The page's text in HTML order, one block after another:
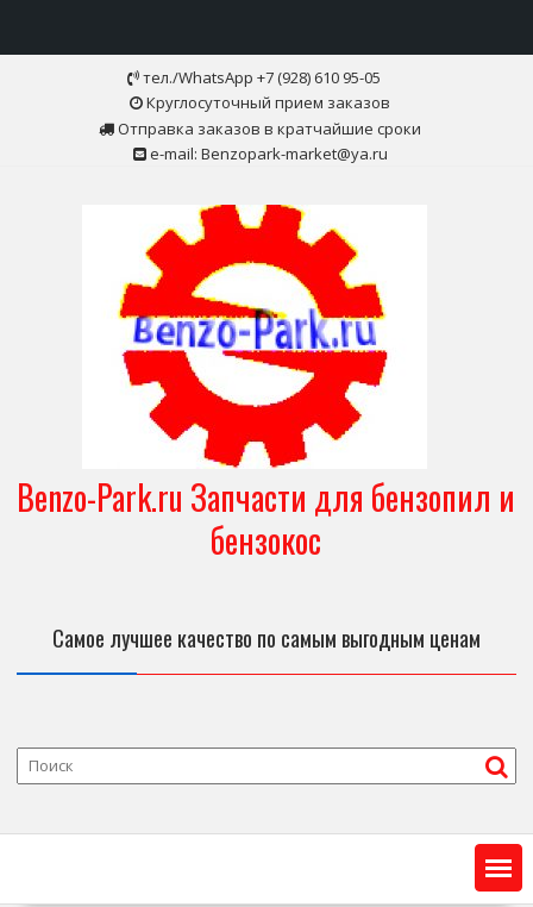
тел./WhatsApp +7 (928) 610 95-05
Круглосуточный прием заказов
Отправка заказов в кратчайшие сроки
e-mail: Benzopark-market@ya.ru
Benzo-Park.ru Запчасти для бензопил и
бензокос
Самое лучшее качество по самым выгодным ценам